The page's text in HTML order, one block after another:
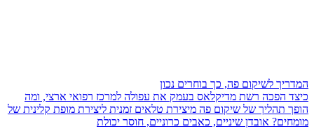
המדריך לשיקום פה, כך בוחרים נכון
כיצד הפכה רשת מדיקלאס בעמק את עפולה למרכז רפואי ארצי, ומה
הופך תהליך של שיקום פה מיצירת טלאים זמנית ליצירת מופת קלינית של
מומחים? אובדן שיניים, כאבים כרוניים, חוסר יכולת